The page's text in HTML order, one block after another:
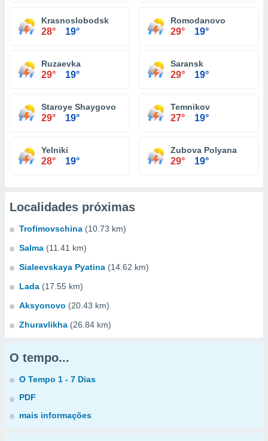
Krasnoslobodsk
28° 19°
Romodanovo
29° 19°
Ruzaevka
29° 19°
Saransk
29° 19°
Staroye Shaygovo
29° 19°
Temnikov
27° 19°
Yelniki
28° 19°
Zubova Polyana
29° 19°
Localidades próximas
Trofimovschina (10.73 km)
Salma (11.41 km)
Sialeevskaya Pyatina (14.62 km)
Lada (17.55 km)
Aksyonovo (20.43 km)
Zhuravlikha (26.84 km)
O tempo...
O Tempo 1 - 7 Dias
PDF
mais informações